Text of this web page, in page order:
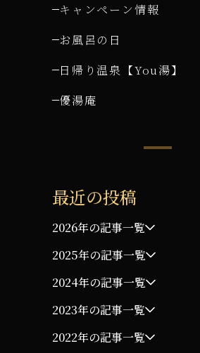
キャンペーン情報
お風呂の日
日帰り温泉【You湯】
優湯庵
最近の投稿
2026年の記事一覧
2025年の記事一覧
2024年の記事一覧
2023年の記事一覧
2022年の記事一覧